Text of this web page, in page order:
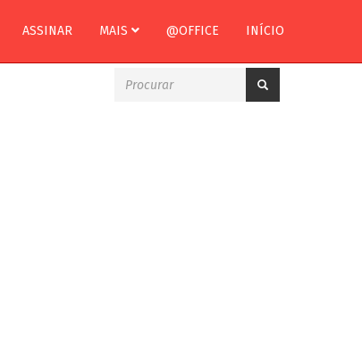
ASSINAR MAIS @OFFICE INÍCIO